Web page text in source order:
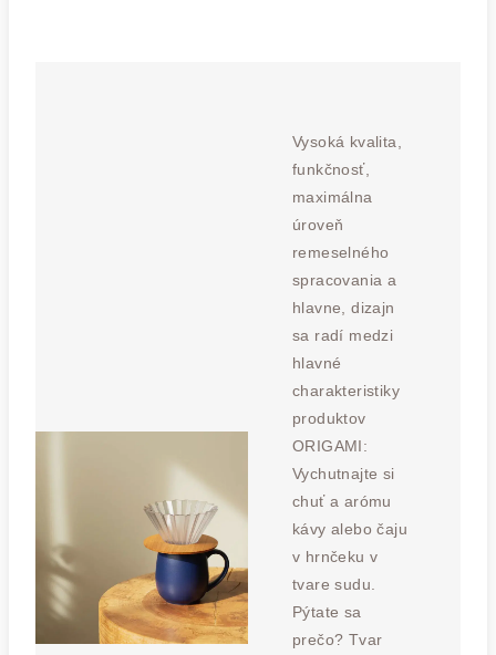
Vysoká kvalita,
funkčnosť,
maximálna
úroveň
remeselného
spracovania a
hlavne, dizajn
sa radí medzi
hlavné
charakteristiky
produktov
ORIGAMI:
Vychutnajte si
chuť a arómu
kávy alebo čaju
v hrnčeku v
tvare sudu.
Pýtate sa
prečo? Tvar